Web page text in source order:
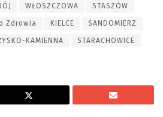
WŁOSZCZOWA STASZÓW
Zdrowia KIELCE SANDOMIERZ
KAMIENNA STARACHOWICE